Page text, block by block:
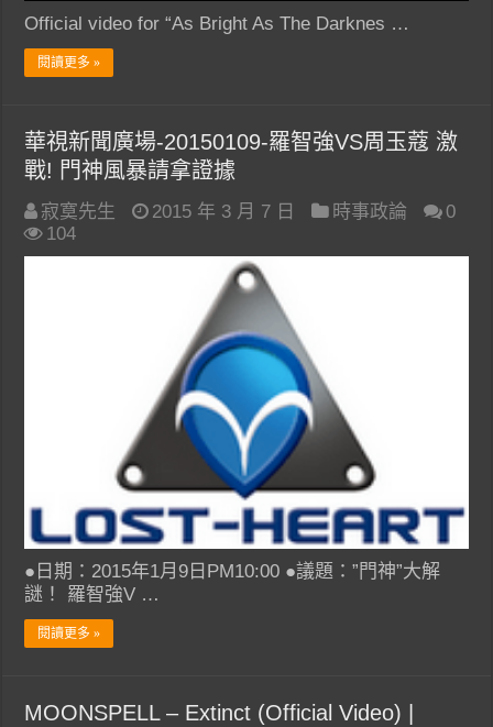
Official video for “As Bright As The Darknes …
閱讀更多 »
華視新聞廣場-20150109-羅智強VS周玉蔻 激
戰! 門神風暴請拿證據
寂寞先生 2015 年 3 月 7 日 時事政論
0
104
●日期：2015年1月9日PM10:00 ●議題：”門神”大解
謎！ 羅智強V …
閱讀更多 »
MOONSPELL – Extinct (Official Video) |